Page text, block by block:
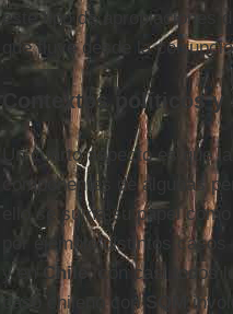
este tipo de apropiaciones
que fluye desde la
Contextos políticos y
Un cuarto aspecto es que
componentes de algunas
ello se suma su papel
por ejemplo distintos
y en
Chile, con casi todos
caso chileno con SQM